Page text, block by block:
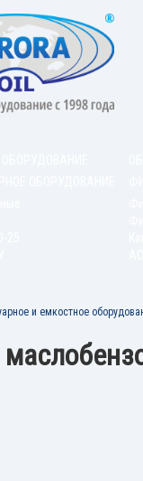
и емкостное